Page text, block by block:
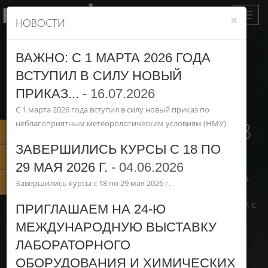
×
НОВОСТИ
ВАЖНО: С 1 МАРТА 2026 ГОДА
ВСТУПИЛ В СИЛУ НОВЫЙ
ПРИКАЗ... - 16.07.2026
С 1 марта 2026 года вступил в силу новый приказ по
неблагоприятным метеорологическим условиям (НМУ)
ЗАВЕРШИЛИСЬ КУРСЫ С 18 ПО
29 МАЯ 2026 Г. - 04.06.2026
Завершились курсы с 18 по 29 мая 2026 г.
ПРИГЛАШАЕМ НА 24-Ю
МЕЖДУНАРОДНУЮ ВЫСТАВКУ
ЛАБОРАТОРНОГО
ОБОРУДОВАНИЯ И ХИМИЧЕСКИХ
Спектральные лампы ЛТ-6М
ДОБРО ПОЖАЛОВАТЬ В
КОМПАНИЮКОРТЭК
Мы разрабатываем и серийно производим атомно-
абсорбционные спектрометры «КВАНТ».
ООО «КОРТЭК» - признанный лидер в своей области с
1988 года.